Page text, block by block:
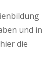
und in
die